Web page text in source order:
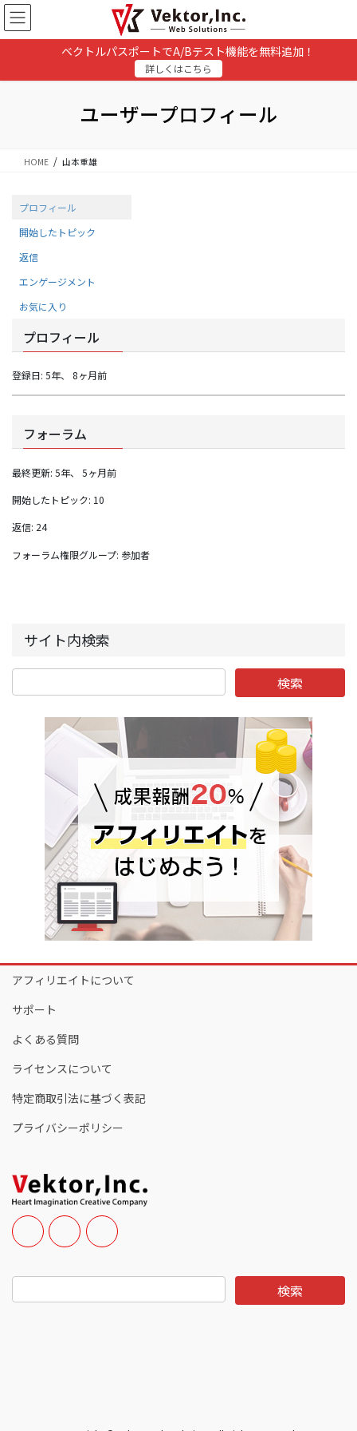
コ
ン
テ
ナ
ビ
ゲ
ベクトルパスポートでA/Bテスト機能を無料追加！
詳しくはこちら
ユーザープロフィール
HOME 山本重雄
プロフィール
開始したトピック
返信
エンゲージメント
お気に入り
プロフィール
登録日: 5年、 8ヶ月前
フォーラム
最終更新: 5年、 5ヶ月前
開始したトピック: 10
返信: 24
フォーラム権限グループ: 参加者
サイト内検索
アフィリエイトについて
サポート
よくある質問
ライセンスについて
特定商取引法に基づく表記
プライバシーポリシー